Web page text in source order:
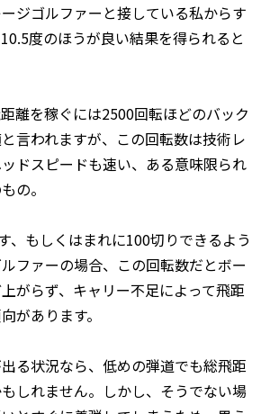
ジゴルファーと接している私からす
度のほうが良い結果を得られると
離を稼ぐには2500回転ほどのバック
言われますが、この回転数は技術レ
ドスピードも速い、ある意味限られ
の。
、もしくはまれに100切りできるよう
ファーの場合、この回転数だとボー
がらず、キャリー不足によって飛距
があります。
る状況なら、低めの弾道でも総飛距
しれません。しかし、そうでない場